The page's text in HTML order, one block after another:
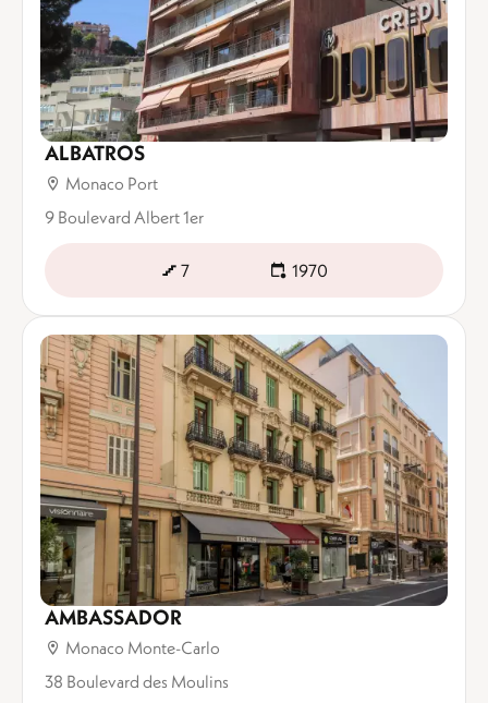
ALBATROS
Monaco Port
9 Boulevard Albert 1er
7 1970
AMBASSADOR
Monaco Monte-Carlo
38 Boulevard des Moulins